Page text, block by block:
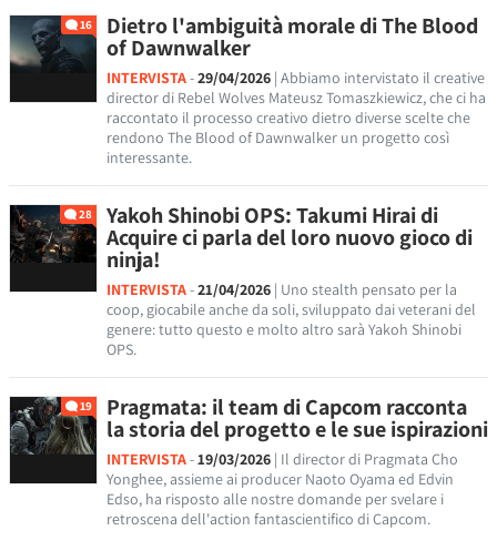
16 Dietro l'ambiguità morale di The Blood
of Dawnwalker
INTERVISTA-29/04/2026 | Abbiamo intervistato il creative
director di Rebel Wolves Mateusz Tomaszkiewicz, che ci ha
raccontato il processo creativo dietro diverse scelte che
rendono The Blood of Dawnwalker un progetto così
interessante.
28 Yakoh Shinobi OPS: Takumi Hirai di
Acquire ci parla del loro nuovo gioco di
ninja!
INTERVISTA-21/04/2026 | Uno stealth pensato per la
coop, giocabile anche da soli, sviluppato dai veterani del
genere: tutto questo e molto altro sarà Yakoh Shinobi
OPS.
19 Pragmata: il team di Capcom racconta
la storia del progetto e le sue ispirazioni
INTERVISTA-19/03/2026 | Il director di Pragmata Cho
Yonghee, assieme ai producer Naoto Oyama ed Edvin
Edso, ha risposto alle nostre domande per svelare i
retroscena dell'action fantascientifico di Capcom.